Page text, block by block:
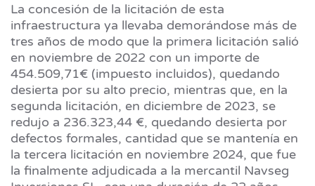
La concesión de la licitación de esta
infraestructura ya llevaba demorándose más de
tres años de modo que la primera licitación salió
en noviembre de 2022 con un importe de
454.509,71€ (impuesto incluidos), quedando
desierta por su alto precio, mientras que, en la
segunda licitación, en diciembre de 2023, se
redujo a 236.323,44 €, quedando desierta por
defectos formales, cantidad que se mantenía en
la tercera licitación en noviembre 2024, que fue
la finalmente adjudicada a la mercantil Navseg